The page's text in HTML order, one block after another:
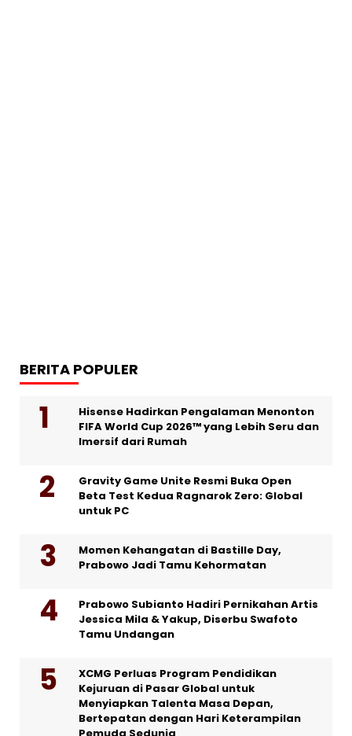
BERITA POPULER
Hisense Hadirkan Pengalaman Menonton
FIFA World Cup 2026™ yang Lebih Seru dan
Imersif dari Rumah
Gravity Game Unite Resmi Buka Open
Beta Test Kedua Ragnarok Zero: Global
untuk PC
Momen Kehangatan di Bastille Day,
Prabowo Jadi Tamu Kehormatan
Prabowo Subianto Hadiri Pernikahan Artis
Jessica Mila & Yakup, Diserbu Swafoto
Tamu Undangan
XCMG Perluas Program Pendidikan
Kejuruan di Pasar Global untuk
Menyiapkan Talenta Masa Depan,
Bertepatan dengan Hari Keterampilan